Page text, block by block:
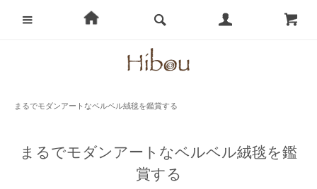
まるでモダンアートなベルベル絨毯を鑑賞する
まるでモダンアートなベルベル絨毯を鑑
賞する